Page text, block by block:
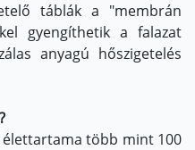
táblák a "membrán
gyengíthetik a falazat
anyagú hőszigetelés
élettartama több mint 100